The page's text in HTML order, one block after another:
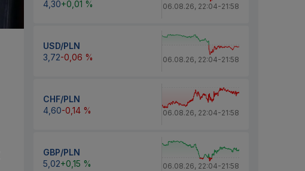
4,30+0,01 % 06.08.26, 22:04-21:58
USD/PLN
3,72-0,06 % 06.08.26, 22:04-21:58
CHF/PLN
4,60-0,14 % 06.08.26, 22:04-21:58
GBP/PLN
5,02+0,15 % 06.08.26, 22:04-21:58